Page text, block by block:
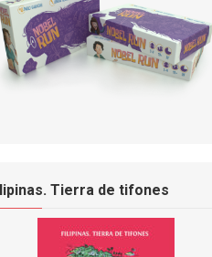
Tierra de tifones